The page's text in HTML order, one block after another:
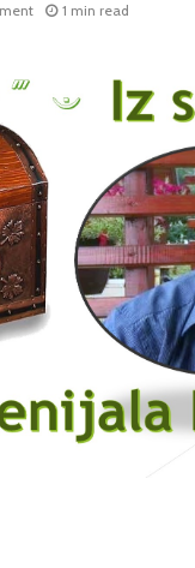
1 min read